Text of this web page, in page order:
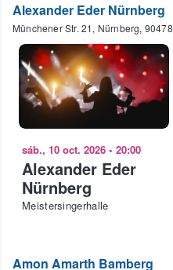
Alexander Eder Nürnberg
Münchener Str. 21, Nürnberg, 90478
sáb., 10 oct. 2026 • 20:00
Alexander Eder
Nürnberg
Meistersingerhalle
Amon Amarth Bamberg